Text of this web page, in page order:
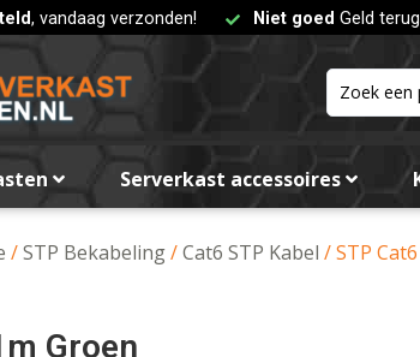
, vandaag verzonden! Niet goed Geld terug
Serverkast accessoires
/STP Bekabeling/Cat6 STP Kabel / STP
Groen